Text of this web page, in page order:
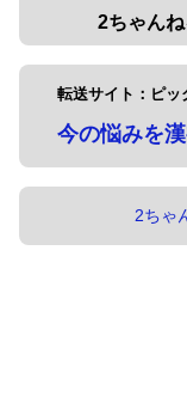
2ちゃん
転送サイト：ピッ
今の悩みを
2ちゃ